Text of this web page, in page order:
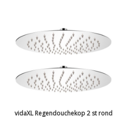
vidaXL Regendouchekop 2 st rond